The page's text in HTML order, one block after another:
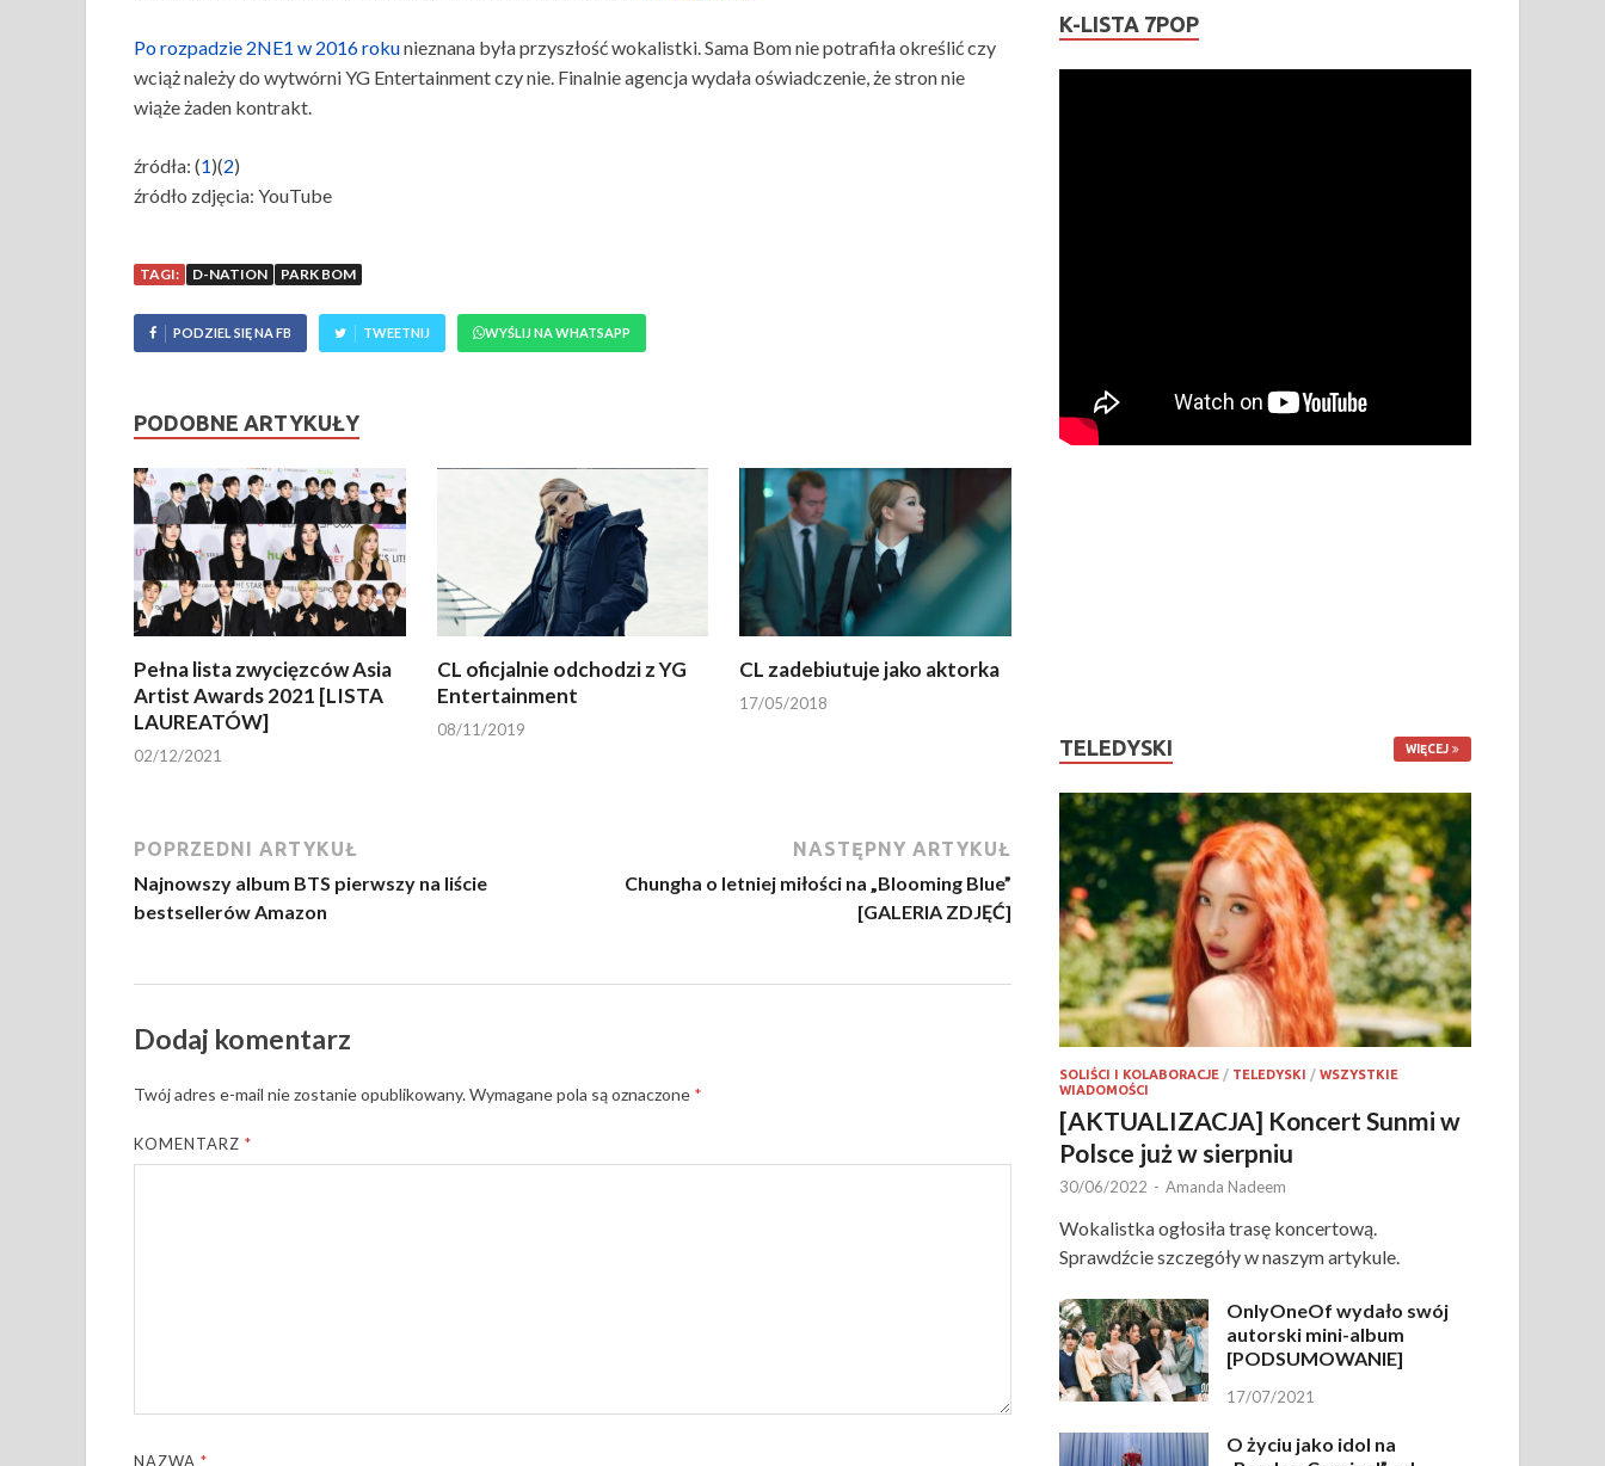
Po rozpadzie 2NE1 w 2016 rokunieznana była przyszłość wokalistki. Sama Bom nie potrafiła określić czy
wciąż należy do wytwórni YG Entertainment czy nie. Finalnie agencja wydała oświadczenie, że stron nie
wiąże żaden kontrakt.
źródła: (1)(2)
źródło zdjęcia: YouTube
TAGI: D-NATION PARK BOM
PODZIEL SIĘ NA FB TWEETNIJ WYŚLIJ NA WHATSAPP
PODOBNE ARTYKUŁY
Pełna lista zwycięzców Asia
Artist Awards 2021 [LISTA
LAUREATÓW]
02/12/2021
CL oficjalnie odchodzi z YG
Entertainment
08/11/2019
CL zadebiutuje jako aktorka
17/05/2018
POPRZEDNI ARTYKUŁ
Najnowszy album BTS pierwszy na liście
bestsellerów Amazon
NASTĘPNY ARTYKUŁ
Chungha o letniej miłości na „Blooming Blue”
[GALERIA ZDJĘĆ]
Dodaj komentarz
Twój adres e-mail nie zostanie opublikowany.Wymagane pola są oznaczone *
KOMENTARZ*
NAZWA*
K-LISTA 7POP
TELEDYSKI WIĘCEJ
SOLIŚCI I KOLABORACJE / TELEDYSKI /WSZYSTKIE
WIADOMOŚCI
[AKTUALIZACJA] Koncert Sunmi w
Polsce już w sierpniu
30/06/2022 - Amanda Nadeem
Wokalistka ogłosiła trasę koncertową.
Sprawdźcie szczegóły w naszym artykule.
OnlyOneOf wydało swój
autorski mini-album
[PODSUMOWANIE]
17/07/2021
O życiu jako idol na